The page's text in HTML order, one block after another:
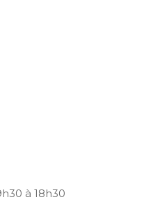
à 18h30